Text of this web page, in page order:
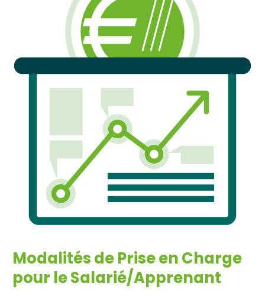
Modalités de Prise en Charge
pour le Salarié/Apprenant